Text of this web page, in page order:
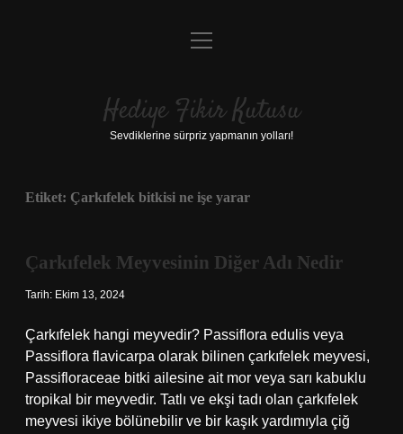
Anasayfa
Yasal Uyarı
menüyü
Hediye Fikir Kutusu
Sevdiklerine sürpriz yapmanın yolları!
Etiket: Çarkıfelek bitkisi ne işe yarar
Çarkıfelek Meyvesinin Diğer Adı Nedir
Tarih: Ekim 13, 2024
Çarkıfelek hangi meyvedir? Passiflora edulis veya
Passiflora flavicarpa olarak bilinen çarkıfelek meyvesi,
Passifloraceae bitki ailesine ait mor veya sarı kabuklu
tropikal bir meyvedir. Tatlı ve ekşi tadı olan çarkıfelek
meyvesi ikiye bölünebilir ve bir kaşık yardımıyla çiğ